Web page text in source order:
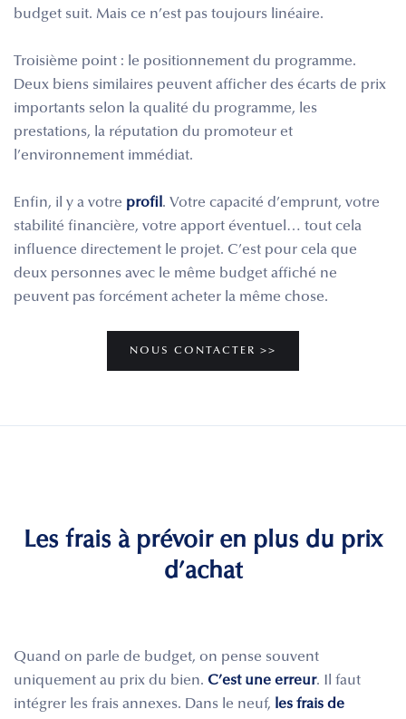
budget suit. Mais ce n’est pas toujours linéaire.
Troisième point : le positionnement du programme.
Deux biens similaires peuvent afficher des écarts de prix
importants selon la qualité du programme, les
prestations, la réputation du promoteur et
l’environnement immédiat.
Enfin, il y a votre profil. Votre capacité d’emprunt, votre
stabilité financière, votre apport éventuel… tout cela
influence directement le projet. C’est pour cela que
deux personnes avec le même budget affiché ne
peuvent pas forcément acheter la même chose.
NOUS CONTACTER >>
Les frais à prévoir en plus du prix
d’achat
Quand on parle de budget, on pense souvent
uniquement au prix du bien. C’est une erreur. Il faut
intégrer les frais annexes. Dans le neuf, les frais de